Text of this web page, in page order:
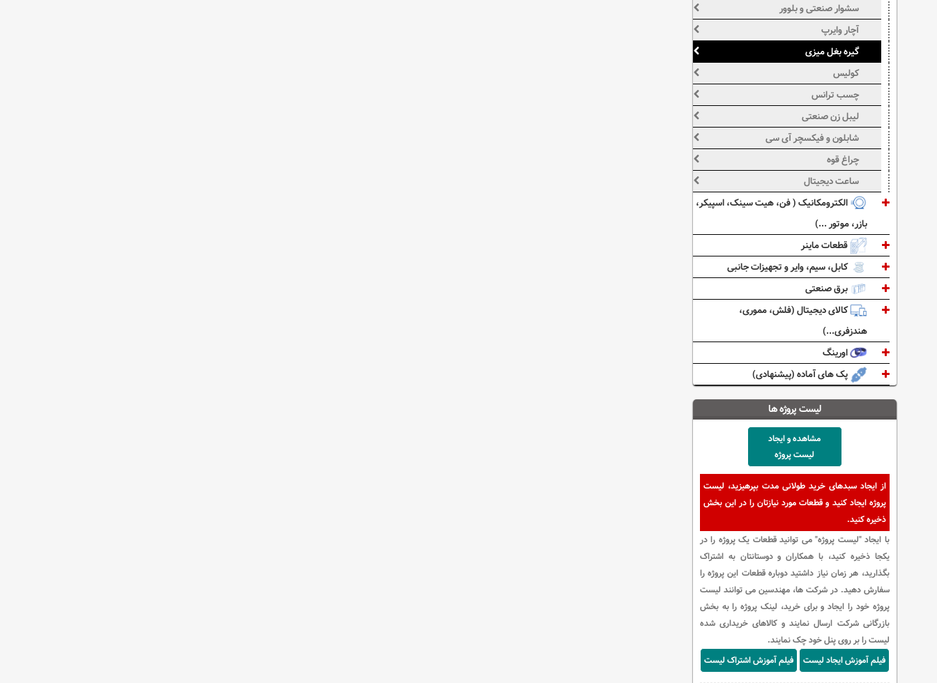
سشوار صنعتی و بلوور
آچار وایرپ
گیره بغل میزی
کولیس
چسب ترانس
لیبل زن صنعتی
شابلون و فیکسچر آی سی
چراغ قوه
ساعت دیجیتال
الکترومکانیک ( فن، هیت سینک، اسپیکر،
بازر، موتور ...)
قطعات ماینر
کابل، سیم، وایر و تجهیزات جانبی
برق صنعتی
کالای دیجیتال (فلش، مموری،
هندزفری...)
اورینگ
پک های آماده (پیشنهادی)
لیست پروژه ها
مشاهده و ایجاد
لیست پروژه
از ایجاد سبدهای خرید طولانی مدت بپرهیزید، لیست
پروژه ایجاد کنید و قطعات مورد نیازتان را در این بخش
ذخیره کنید.
با ایجاد "لیست پروژه" می توانید قطعات یک پروژه را در
یکجا ذخیره کنید، با همکاران و دوستانتان به اشتراک
بگذارید، هر زمان نیاز داشتید دوباره قطعات این پروژه را
سفارش دهید. در شرکت ها، مهندسین می توانند لیست
پروژه خود را ایجاد و برای خرید، لینک پروژه را به بخش
بازرگانی شرکت ارسال نمایند و کالاهای خریداری شده
لیست را بر روی پنل خود چک نمایند.
فیلم آموزش ایجاد لیست
فیلم آموزش اشتراک لیست